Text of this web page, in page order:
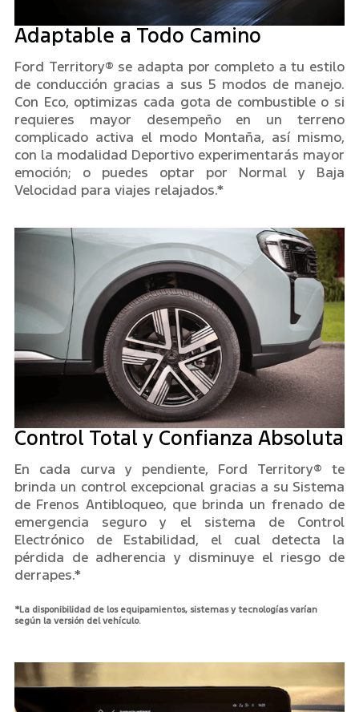
Adaptable a Todo Camino
Ford Territory® se adapta por completo a tu estilo
de conducción gracias a sus 5 modos de manejo.
Con Eco, optimizas cada gota de combustible o si
requieres mayor desempeño en un terreno
complicado activa el modo Montaña, así mismo,
con la modalidad Deportivo experimentarás mayor
emoción; o puedes optar por Normal y Baja
Velocidad para viajes relajados.*
Control Total y Confianza Absoluta
En cada curva y pendiente, Ford Territory® te
brinda un control excepcional gracias a su Sistema
de Frenos Antibloqueo, que brinda un frenado de
emergencia seguro y el sistema de Control
Electrónico de Estabilidad, el cual detecta la
pérdida de adherencia y disminuye el riesgo de
derrapes.*
*La disponibilidad de los equipamientos, sistemas y tecnologías varían
según la versión del vehículo.